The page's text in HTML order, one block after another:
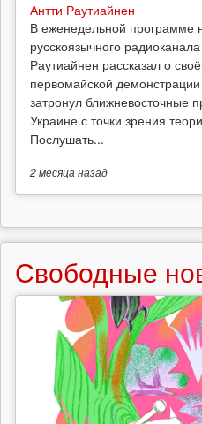
Антти Раутиайнен
В еженедельной программе
русскоязычного
Раутиайнен рассказал о
первомайской
затронул ближневосточные
Украине с точки зрения
Послушать...
2 месяцаназад
Свободные